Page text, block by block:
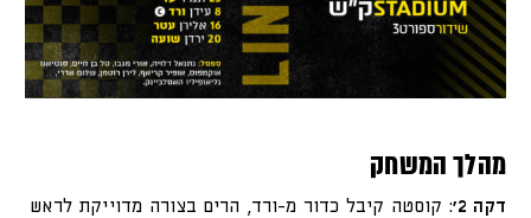
מהלך המשחק
דקה 2׳:
קוסטה קיבל כדור מ-ורד, הרים בצורה מדוייקת לראש